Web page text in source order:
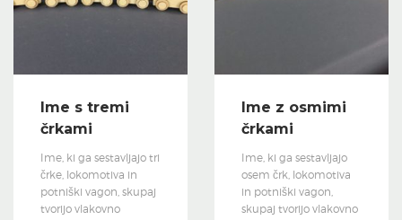
Ime s tremi
črkami
Ime, ki ga sestavljajo tri
črke, lokomotiva in
potniški vagon, skupaj
tvorijo vlakovno
Ime z osmimi
črkami
Ime, ki ga sestavljajo
osem črk, lokomotiva
in potniški vagon,
skupaj tvorijo vlakovno